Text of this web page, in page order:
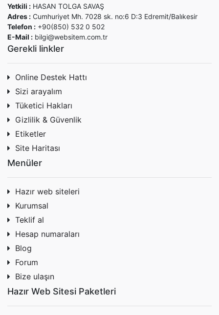
Yetkili : HASAN TOLGA SAVAŞ
Adres : Cumhuriyet Mh. 7028 sk. no:6 D:3 Edremit/Balıkesir
Telefon : +90(850) 532 0 502
E-Mail : bilgi@websitem.com.tr
Gerekli linkler
Online Destek Hattı
Sizi arayalım
Tüketici Hakları
Gizlilik & Güvenlik
Etiketler
Site Haritası
Menüler
Hazır web siteleri
Kurumsal
Teklif al
Hesap numaraları
Blog
Forum
Bize ulaşın
Hazır Web Sitesi Paketleri